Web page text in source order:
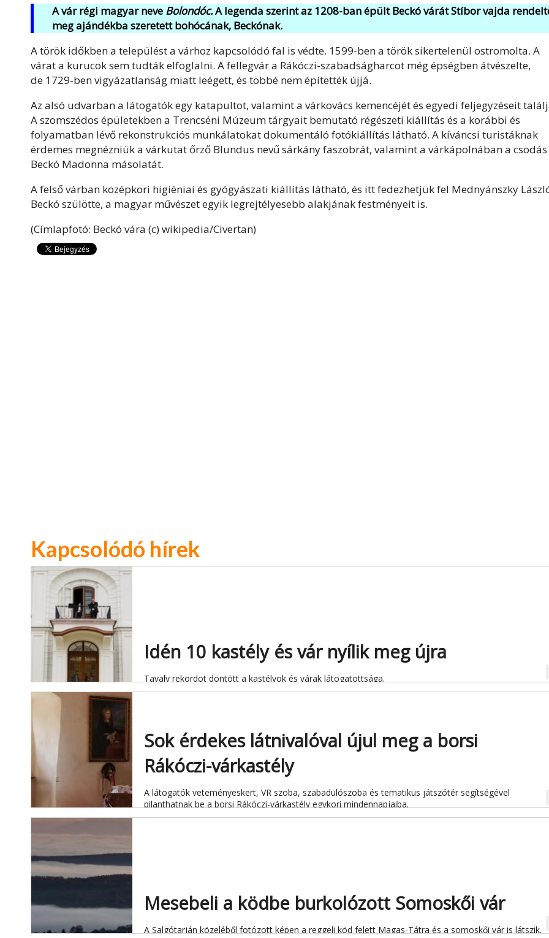
A vár régi magyar neve Bolondóc.A legenda szerint az 1208-ban épült Beckó várát Stíbor vajda
meg ajándékba szeretett bohócának, Beckónak.
A török időkben a települést a várhoz kapcsolódó fal is védte. 1599-ben a török sikertelenül ostromolta. A
várat a kurucok sem tudták elfoglalni. A fellegvár a Rákóczi-szabadságharcot még épségben átvészelte,
de 1729-ben vigyázatlanság miatt leégett, és többé nem építették újjá.
Az alsó udvarban a látogatók egy katapultot, valamint a várkovács kemencéjét és egyedi feljegyzéseit
A szomszédos épületekben a Trencséni Múzeum tárgyait bemutató régészeti kiállítás és a korábbi és
folyamatban lévő rekonstrukciós munkálatokat dokumentáló fotókiállítás látható. A kíváncsi turistáknak
érdemes megnézniük a várkutat őrző Blundus nevű sárkány faszobrát, valamint a várkápolnában a csodás
Beckó Madonna másolatát.
A felső várban középkori higiéniai és gyógyászati kiállítás látható, és itt fedezhetjük fel Mednyánszky
Beckó szülötte, a magyar művészet egyik legrejtélyesebb alakjának festményeit is.
(Címlapfotó: Beckó vára (c) wikipedia/Civertan)
Kapcsolódó hírek
Idén 10 kastély és vár nyílik meg újra
Tavaly rekordot döntött a kastélyok és várak látogatottsága.
Sok érdekes látnivalóval újul meg a borsi
Rákóczi-várkastély
A látogatók veteményeskert, VR szoba, szabadulószoba és tematikus játszótér segítségével
pilanthatnak be a borsi Rákóczi-várkastély egykori mindennapjaiba.
Mesebeli a ködbe burkolózott Somoskői vár
A Salgótarján közeléből fotózott képen a reggeli köd felett Magas-Tátra és a somoskői vár is látszik.